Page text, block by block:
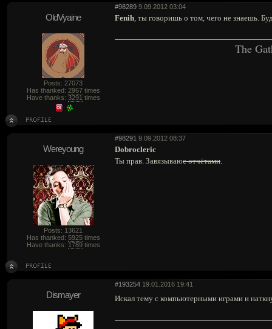
#98289 9.09.2012 03:04
OldVyaine
Posts: 27073
Has thanked: 2967times
Have thanks: 3291 times
Fenih, ты говоришь о том, чего не знаешь.
The
#98291 9.09.2012 08:37
Wereyoung
Posts: 13621
Has thanked: 5925times
Have thanks: 1789times
Dobrocleric
Ты прав. Завязываюс отчётами.
#193254 19.01.2016 19:41
Dismayer Искал тему с компьютерными играми и